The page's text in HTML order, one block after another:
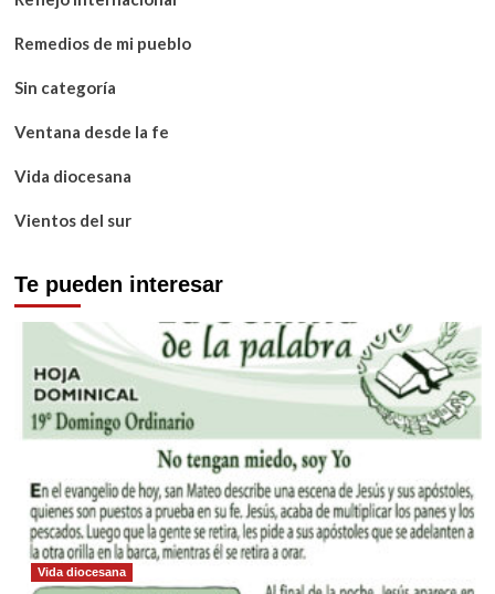
Remedios de mi pueblo
Sin categoría
Ventana desde la fe
Vida diocesana
Vientos del sur
Te pueden interesar
Vida diocesana